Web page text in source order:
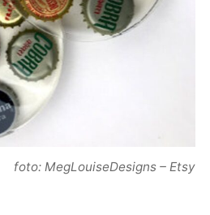
foto: MegLouiseDesigns – Etsy